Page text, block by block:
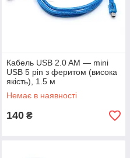
Кабель USB 2.0 AM — mini
USB 5 pin з феритом (висока
якість), 1.5 м
Немає в наявності
140 ₴